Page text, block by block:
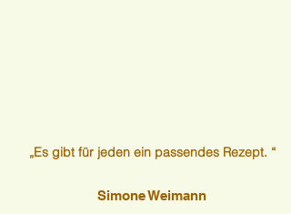
„Es gibt für jeden ein passendes Rezept. “
Simone Weimann